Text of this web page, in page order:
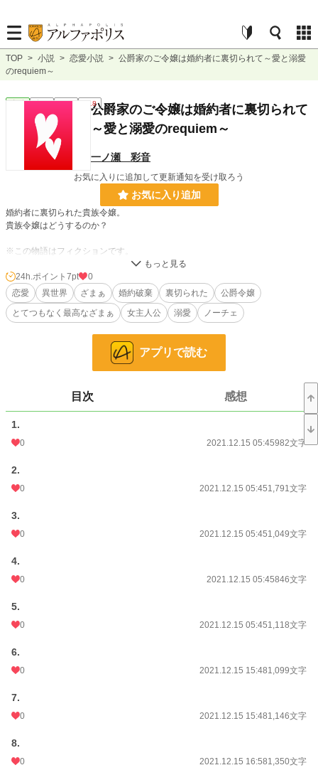
TOP > 小説 > 恋愛小説 > 公爵家のご令嬢は婚約者に裏切られて～愛と溺愛
のrequiem～
恋愛 完結 長編 R18公爵家のご令嬢は婚約者に裏切られて
～愛と溺愛のrequiem～
一ノ瀬 彩音
お気に入りに追加して更新通知を受け取ろう
お気に入り追加
婚約者に裏切られた貴族令嬢。
貴族令嬢はどうするのか？
※この物語はフィクションです。
本文内の事は決してマネしてはいけません。
「公爵家のご令嬢は婚約者に裏切られて～愛と復讐のrequiem～」のタイトルを
変更いたしました。
作者(著者)が未熟なのに誠に有難う御座います。
37,254 位 / 228,623 件
16,244 位 / 66,321 件
お気に入り
24h.ポイント
文字数
初回公開日時
年間ポイント
24h.ポイント 7pt
0
恋愛
異世界 ざまぁ 婚約破棄 裏切られた
公爵令嬢
とてつもなく最高なざまぁ
女主人公 溺愛 ノーチェ
アプリで読む
目次 感想
1.
0 2021.12.15 05:45982文字
2.
0 2021.12.15 05:451,791文字
3.
0 2021.12.15 05:451,049文字
4.
0 2021.12.15 05:45846文字
5.
0 2021.12.15 05:451,118文字
6.
0 2021.12.15 15:481,099文字
7.
0 2021.12.15 15:481,146文字
8.
0 2021.12.15 16:581,350文字